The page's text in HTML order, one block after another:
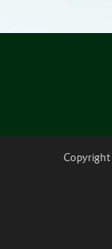
Copyright